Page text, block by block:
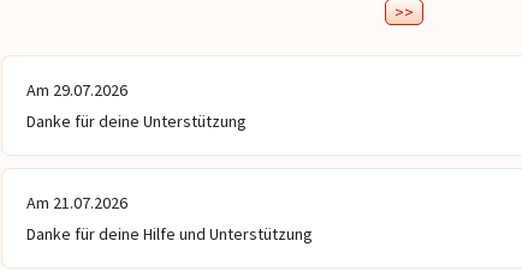
>>
Am 29.07.2026
Danke für deine Unterstützung
Am 21.07.2026
Danke für deine Hilfe und Unterstützung